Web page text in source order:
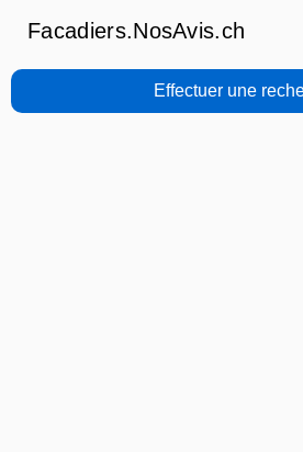
Facadiers.NosAvis.ch
Effectuer une